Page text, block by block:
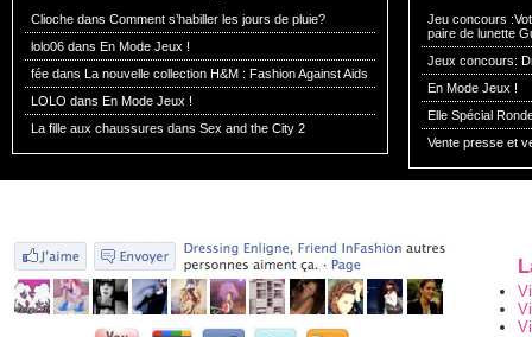
Clioche dans Comment s’habiller les jours de pluie?
lolo06 dans En Mode Jeux !
fée dans La nouvelle collection H&M : Fashion Against Aids
LOLO dans En Mode Jeux !
La fille aux chaussures dans Sex and the City 2
Jeu concours
paire de lunette
Jeux concours:
En Mode Jeux !
Elle Spécial
Vente presse et